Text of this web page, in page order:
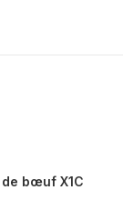
bœuf X1C